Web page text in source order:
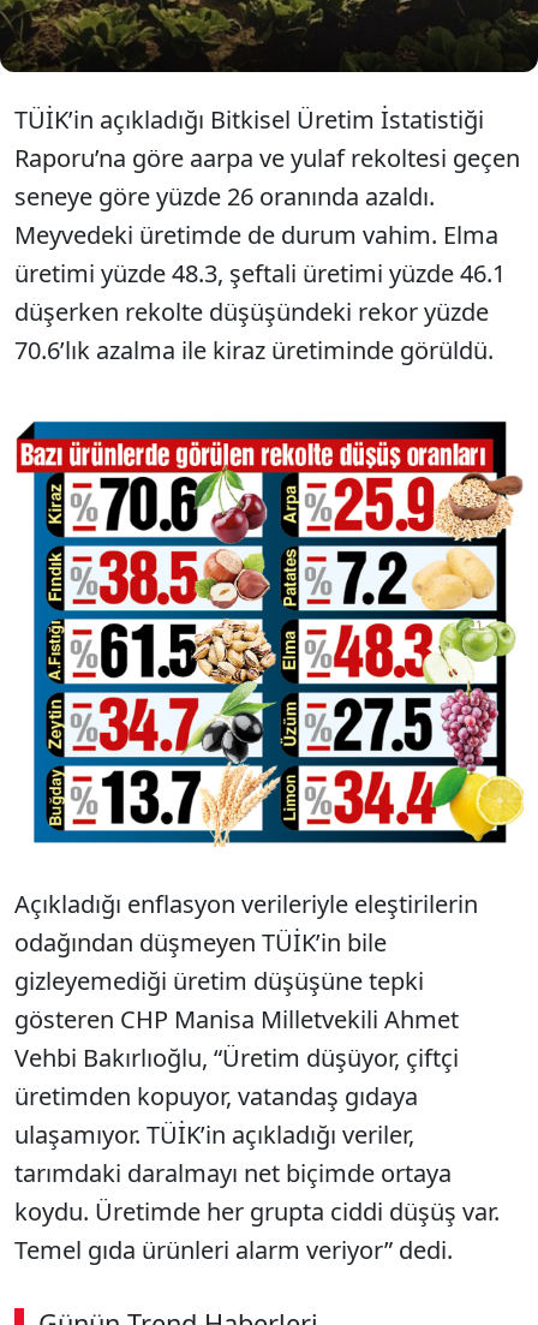
TÜİK’in açıkladığı Bitkisel Üretim İstatistiği
Raporu’na göre aarpa ve yulaf rekoltesi geçen
seneye göre yüzde 26 oranında azaldı.
Meyvedeki üretimde de durum vahim. Elma
üretimi yüzde 48.3, şeftali üretimi yüzde 46.1
düşerken rekolte düşüşündeki rekor yüzde
70.6’lık azalma ile kiraz üretiminde görüldü.
Açıkladığı enflasyon verileriyle eleştirilerin
odağından düşmeyen TÜİK’in bile
gizleyemediği üretim düşüşüne tepki
gösteren CHP Manisa Milletvekili Ahmet
Vehbi Bakırlıoğlu, “Üretim düşüyor, çiftçi
üretimden kopuyor, vatandaş gıdaya
ulaşamıyor. TÜİK’in açıkladığı veriler,
tarımdaki daralmayı net biçimde ortaya
koydu. Üretimde her grupta ciddi düşüş var.
Temel gıda ürünleri alarm veriyor” dedi.